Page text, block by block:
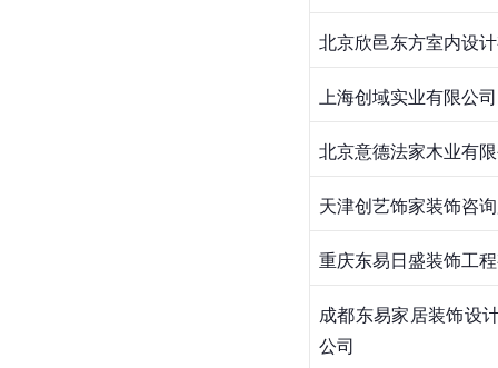
北京欣邑东方室内设
上海创域实业有限公司
北京意德法家木业有
天津创艺饰家装饰咨
重庆东易日盛装饰工
成都东易家居装饰设
公司